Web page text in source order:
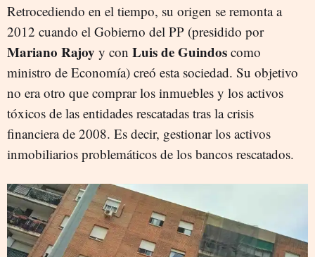
Retrocediendo en el tiempo, su origen se remonta a
2012 cuando el Gobierno del PP (presidido por
Mariano Rajoy y con Luis de Guindos como
ministro de Economía) creó esta sociedad. Su objetivo
no era otro que comprar los inmuebles y los activos
tóxicos de las entidades rescatadas tras la crisis
financiera de 2008. Es decir, gestionar los activos
inmobiliarios problemáticos de los bancos rescatados.